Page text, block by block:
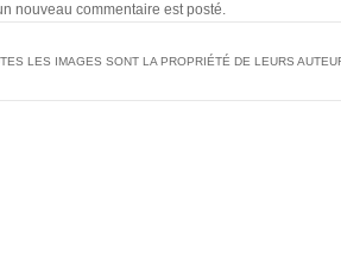
nouveau commentaire est posté.
LES IMAGES SONT LA PROPRIÉTÉ DE LEURS